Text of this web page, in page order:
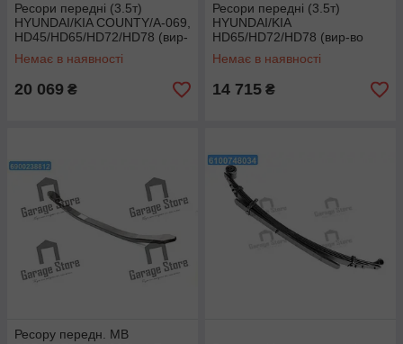
Ресори передні (3.5т)
HYUNDAI/KIA COUNTY/A-069,
HD45/HD65/HD72/HD78 (вир-
во Mobis) 541005H500
Немає в наявності
20 069 ₴
Ресори передні (3.5т)
HYUNDAI/KIA
HD65/HD72/HD78 (вир-во
Mobis) 541105H550
Немає в наявності
14 715 ₴
Ресору передн. MВ